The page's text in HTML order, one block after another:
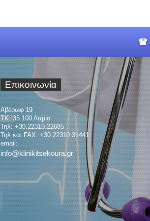
Επικοινωνία
Αβέρωφ 19
ΤΚ: 35 100 Λαμία
Τηλ: +30.22310.22685
Τηλ και FAX: +30.22310.31441
email:
info@klinikitsekoura.gr